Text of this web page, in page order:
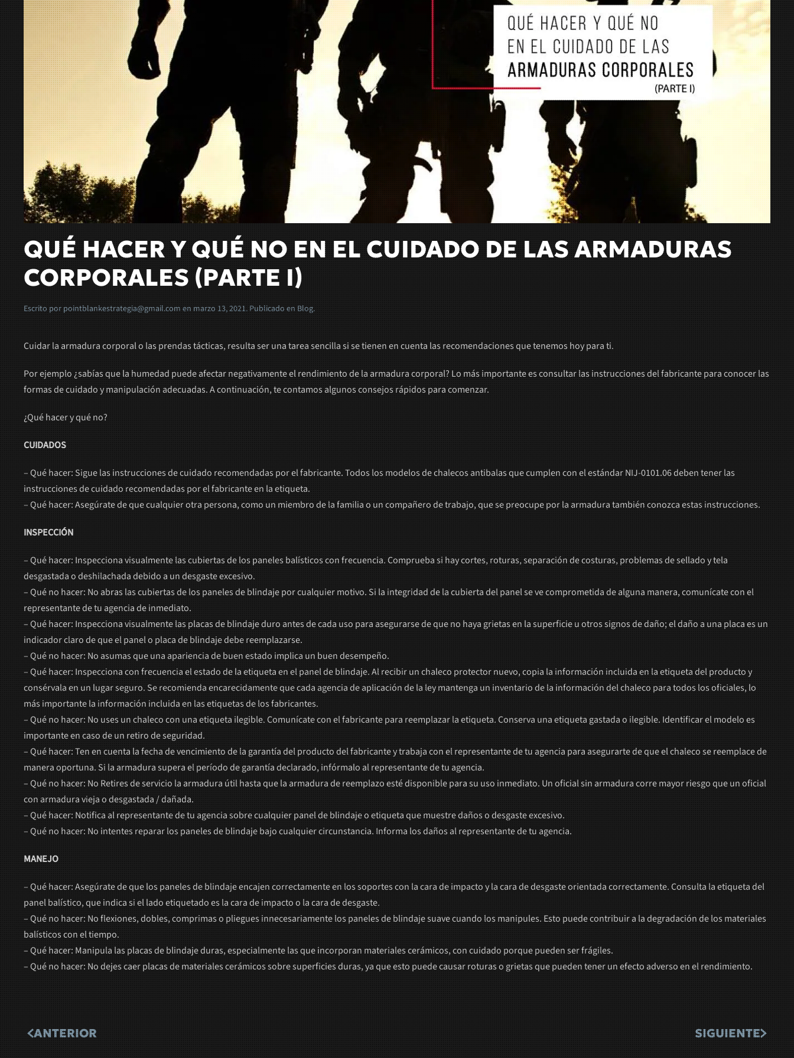
QUÉ HACER Y QUÉ NO EN EL CUIDADO DE LAS ARMADURAS
CORPORALES (PARTE I)
Escrito por pointblankestrategia@gmail.com en marzo 13, 2021. Publicado en Blog.
Cuidar la armadura corporal o las prendas tácticas, resulta ser una tarea sencilla si se tienen en cuenta las recomendaciones que tenemos hoy para ti.
Por ejemplo ¿sabías que la humedad puede afectar negativamente el rendimiento de la armadura corporal? Lo más importante es consultar las instrucciones del fabricante para conocer las
formas de cuidado y manipulación adecuadas. A continuación, te contamos algunos consejos rápidos para comenzar.
¿Qué hacer y qué no?
CUIDADOS
– Qué hacer: Sigue las instrucciones de cuidado recomendadas por el fabricante. Todos los modelos de chalecos antibalas que cumplen con el estándar NIJ-0101.06 deben tener las
instrucciones de cuidado recomendadas por el fabricante en la etiqueta.
– Qué hacer: Asegúrate de que cualquier otra persona, como un miembro de la familia o un compañero de trabajo, que se preocupe por la armadura también conozca estas instrucciones.
INSPECCIÓN
– Qué hacer: Inspecciona visualmente las cubiertas de los paneles balísticos con frecuencia. Comprueba si hay cortes, roturas, separación de costuras, problemas de sellado y tela
desgastada o deshilachada debido a un desgaste excesivo.
– Qué no hacer: No abras las cubiertas de los paneles de blindaje por cualquier motivo. Si la integridad de la cubierta del panel se ve comprometida de alguna manera, comunícate con el
representante de tu agencia de inmediato.
– Qué hacer: Inspecciona visualmente las placas de blindaje duro antes de cada uso para asegurarse de que no haya grietas en la superficie u otros signos de daño; el daño a una placa es un
indicador claro de que el panel o placa de blindaje debe reemplazarse.
– Qué no hacer: No asumas que una apariencia de buen estado implica un buen desempeño.
– Qué hacer: Inspecciona con frecuencia el estado de la etiqueta en el panel de blindaje. Al recibir un chaleco protector nuevo, copia la información incluida en la etiqueta del producto y
consérvala en un lugar seguro. Se recomienda encarecidamente que cada agencia de aplicación de la ley mantenga un inventario de la información del chaleco para todos los oficiales, lo
más importante la información incluida en las etiquetas de los fabricantes.
– Qué no hacer: No uses un chaleco con una etiqueta ilegible. Comunícate con el fabricante para reemplazar la etiqueta. Conserva una etiqueta gastada o ilegible. Identificar el modelo es
importante en caso de un retiro de seguridad.
– Qué hacer: Ten en cuenta la fecha de vencimiento de la garantía del producto del fabricante y trabaja con el representante de tu agencia para asegurarte de que el chaleco se reemplace de
manera oportuna. Si la armadura supera el período de garantía declarado, infórmalo al representante de tu agencia.
– Qué no hacer: No Retires de servicio la armadura útil hasta que la armadura de reemplazo esté disponible para su uso inmediato. Un oficial sin armadura corre mayor riesgo que un oficial
con armadura vieja o desgastada / dañada.
– Qué hacer: Notifica al representante de tu agencia sobre cualquier panel de blindaje o etiqueta que muestre daños o desgaste excesivo.
– Qué no hacer: No intentes reparar los paneles de blindaje bajo cualquier circunstancia. Informa los daños al representante de tu agencia.
MANEJO
– Qué hacer: Asegúrate de que los paneles de blindaje encajen correctamente en los soportes con la cara de impacto y la cara de desgaste orientada correctamente. Consulta la etiqueta del
panel balístico, que indica si el lado etiquetado es la cara de impacto o la cara de desgaste.
– Qué no hacer: No flexiones, dobles, comprimas o pliegues innecesariamente los paneles de blindaje suave cuando los manipules. Esto puede contribuir a la degradación de los materiales
balísticos con el tiempo.
– Qué hacer: Manipula las placas de blindaje duras, especialmente las que incorporan materiales cerámicos, con cuidado porque pueden ser frágiles.
– Qué no hacer: No dejes caer placas de materiales cerámicos sobre superficies duras, ya que esto puede causar roturas o grietas que pueden tener un efecto adverso en el rendimiento.
ANTERIOR SIGUIENTE